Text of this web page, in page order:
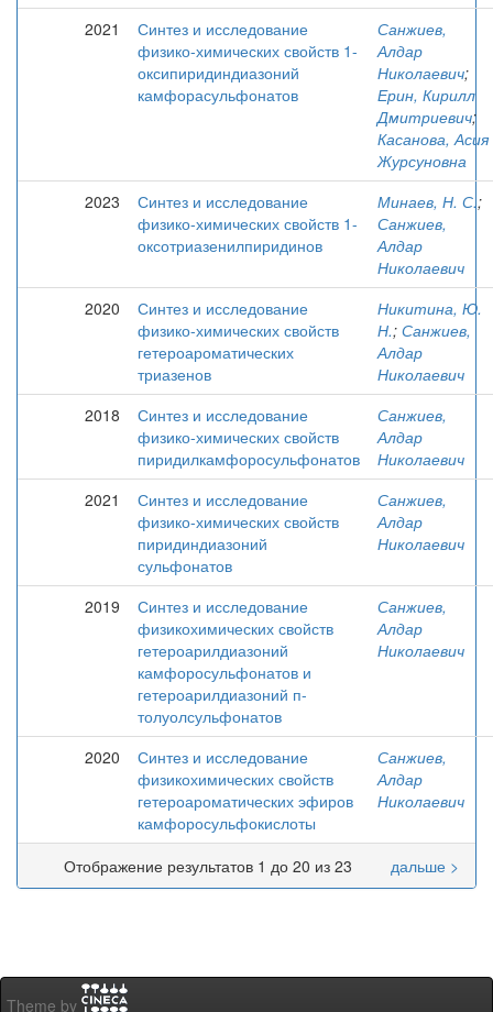
2021
Синтез и исследование
физико-химических свойств 1-
оксипиридиндиазоний
камфорасульфонатов
Санжиев,
Алдар
Николаевич;
Ерин, Кирилл
Дмитриевич;
Касанова, Асия
Журсуновна
2023
Синтез и исследование
физико-химических свойств 1-
оксотриазенилпиридинов
Минаев, Н. С.;
Санжиев,
Алдар
Николаевич
2020
Синтез и исследование
физико-химических свойств
гетероароматических
триазенов
Никитина, Ю.
Н.; Санжиев,
Алдар
Николаевич
2018
Синтез и исследование
физико-химических свойств
пиридилкамфоросульфонатов
Санжиев,
Алдар
Николаевич
2021
Синтез и исследование
физико-химических свойств
пиридиндиазоний
сульфонатов
Санжиев,
Алдар
Николаевич
2019
Синтез и исследование
физикохимических свойств
гетероарилдиазоний
камфоросульфонатов и
гетероарилдиазоний п-
толуолсульфонатов
Санжиев,
Алдар
Николаевич
2020
Синтез и исследование
физикохимических свойств
гетероароматических эфиров
камфоросульфокислоты
Санжиев,
Алдар
Николаевич
Отображение результатов 1 до 20 из 23 дальше >
Theme by